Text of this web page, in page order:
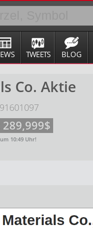
TWEETS BLOG
Co. Aktie
289,999$
um 10:49 Uhr!